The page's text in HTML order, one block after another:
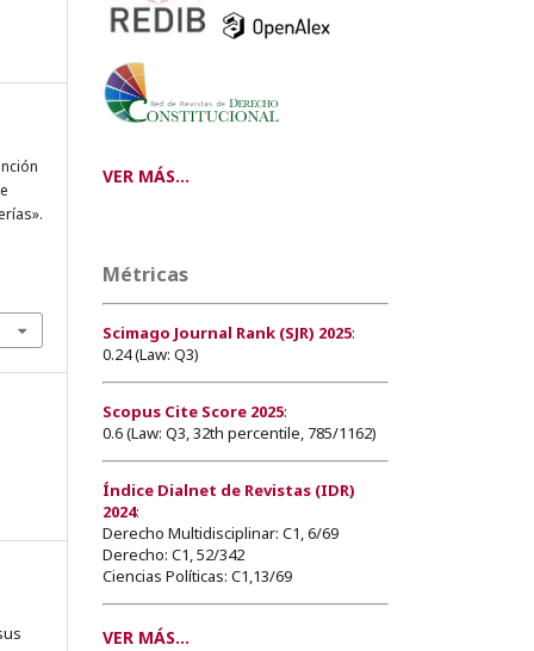
VER MÁS...
Métricas
Scimago Journal Rank (SJR) 2025:
0.24 (Law: Q3)
Scopus Cite Score 2025:
0.6 (Law: Q3, 32th percentile, 785/1162)
Índice Dialnet de Revistas (IDR)
2024:
Derecho Multidisciplinar: C1, 6/69
Derecho: C1, 52/342
Ciencias Políticas: C1,13/69
VER MÁS...